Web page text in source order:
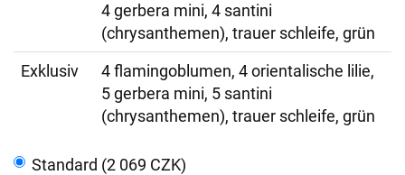
4 gerbera mini, 4 santini
(chrysanthemen), trauer schleife, grün
Exklusiv
4 flamingoblumen, 4 orientalische lilie,
5 gerbera mini, 5 santini
(chrysanthemen), trauer schleife, grün
Standard (2 069 CZK)